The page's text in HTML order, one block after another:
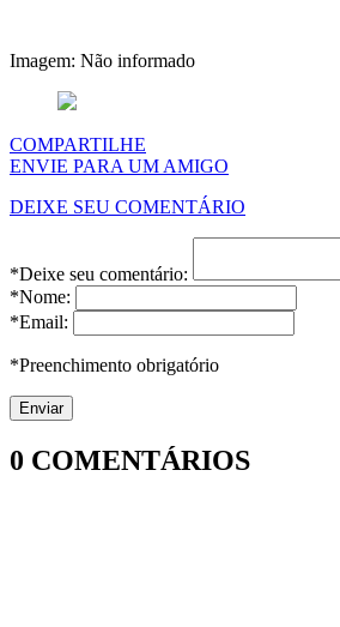
Imagem: Não informado
COMPARTILHE
ENVIE PARA UM AMIGO
DEIXE SEU COMENTÁRIO
*Deixe seu comentário:
*Nome:
*Email:
*Preenchimento obrigatório
0 COMENTÁRIOS